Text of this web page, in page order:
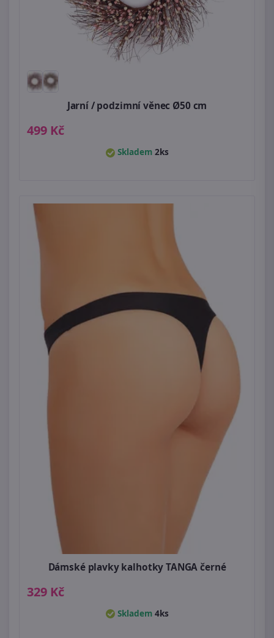
Jarní / podzimní věnec Ø50 cm
499 Kč
Skladem 2ks
Dámské plavky kalhotky TANGA černé
329 Kč
Skladem 4ks